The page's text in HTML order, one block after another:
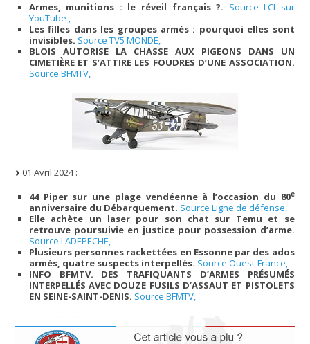
Armes, munitions : le réveil français ?. Source LCI sur
YouTube ,
Les filles dans les groupes armés : pourquoi elles sont
invisibles. Source TV5 MONDE,
BLOIS AUTORISE LA CHASSE AUX PIGEONS DANS UN
CIMETIÈRE ET S’ATTIRE LES FOUDRES D’UNE ASSOCIATION.
Source BFMTV,
01 Avril 2024 :
44 Piper sur une plage vendéenne à l’occasion du 80e
anniversaire du Débarquement. Source Ligne de défense,
Elle achète un laser pour son chat sur Temu et se
retrouve poursuivie en justice pour possession d’arme.
Source LADEPECHE,
Plusieurs personnes rackettées en Essonne par des ados
armés, quatre suspects interpellés. Source Ouest-France,
INFO BFMTV. DES TRAFIQUANTS D’ARMES PRÉSUMÉS
INTERPELLÉS AVEC DOUZE FUSILS D’ASSAUT ET PISTOLETS
EN SEINE-SAINT-DENIS. Source BFMTV,